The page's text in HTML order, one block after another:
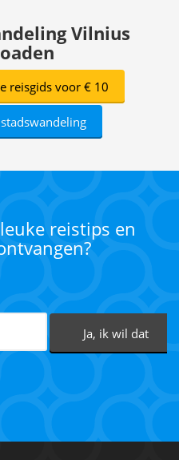
Vilnius
reisgids voor € 10
reistips en